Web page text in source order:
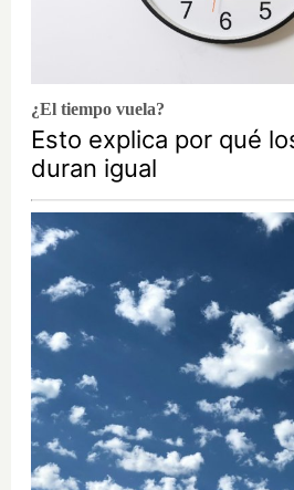
¿El tiempo vuela?
Esto explica por qué
duran igual